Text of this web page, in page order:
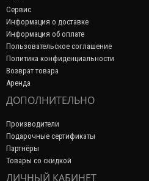
Сервис
Информация о доставке
Информация об оплате
Пользовательское соглашение
Политика конфиденциальности
Возврат товара
Аренда
ДОПОЛНИТЕЛЬНО
Производители
Подарочные сертификаты
Партнёры
Товары со скидкой
ЛИЧНЫЙ КАБИНЕТ